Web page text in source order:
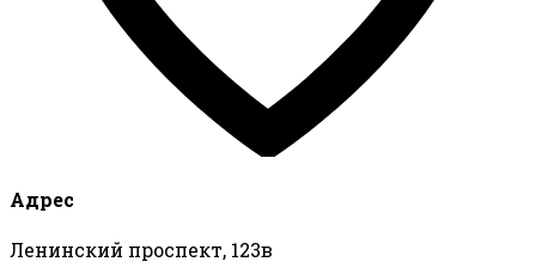
Адрес
Ленинский проспект, 123в